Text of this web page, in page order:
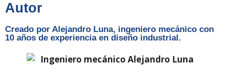
Autor
Creado por Alejandro Luna, ingeniero mecánico con
10 años de experiencia en diseño industrial.